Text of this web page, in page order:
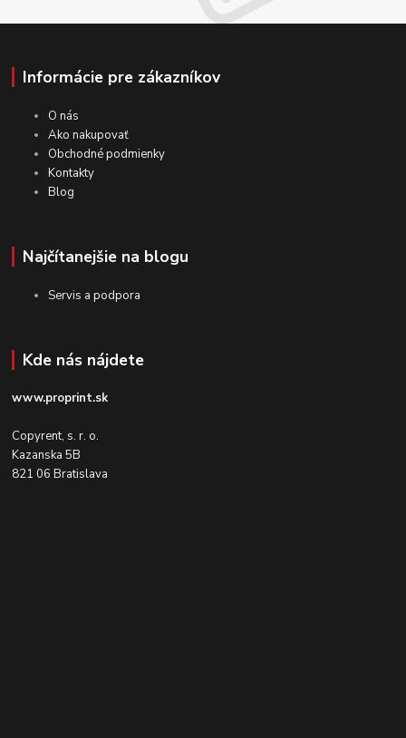
Informácie pre zákazníkov
O nás
Ako nakupovať
Obchodné podmienky
Kontakty
Blog
Najčítanejšie na blogu
Servis a podpora
Kde nás nájdete
www.proprint.sk
Copyrent, s. r. o.
Kazanska 5B
821 06 Bratislava